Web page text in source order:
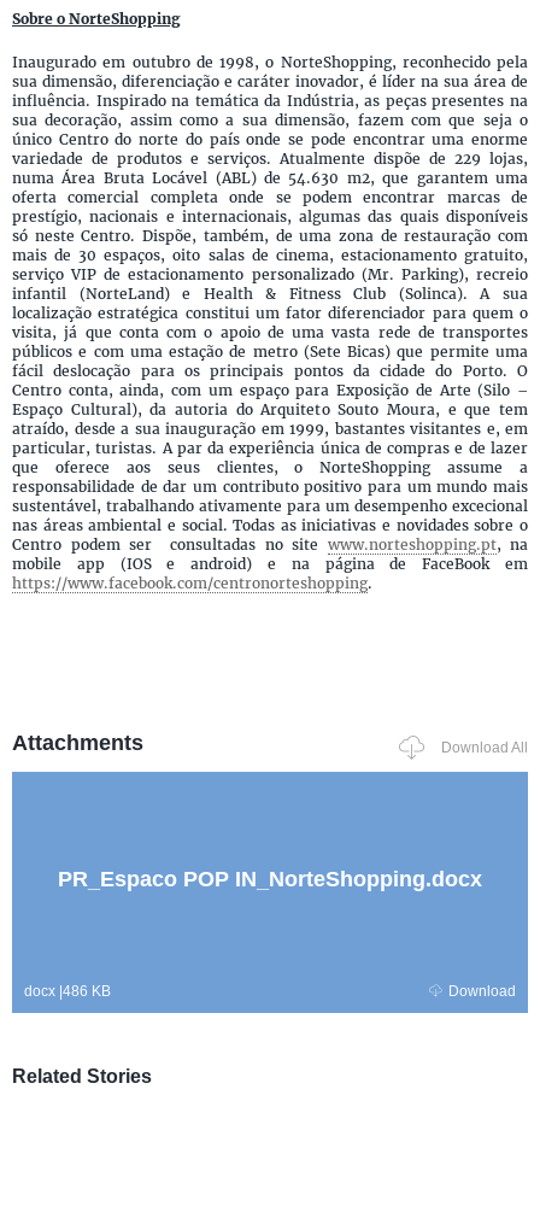
Sobre o NorteShopping
Inaugurado em outubro de 1998, o NorteShopping, reconhecido pela
sua dimensão, diferenciação e caráter inovador, é líder na sua área de
influência. Inspirado na temática da Indústria, as peças presentes na
sua decoração, assim como a sua dimensão, fazem com que seja o
único Centro do norte do país onde se pode encontrar uma enorme
variedade de produtos e serviços. Atualmente dispõe de 229 lojas,
numa Área Bruta Locável (ABL) de 54.630 m2, que garantem uma
oferta comercial completa onde se podem encontrar marcas de
prestígio, nacionais e internacionais, algumas das quais disponíveis
só neste Centro. Dispõe, também, de uma zona de restauração com
mais de 30 espaços, oito salas de cinema, estacionamento gratuito,
serviço VIP de estacionamento personalizado (Mr. Parking), recreio
infantil (NorteLand) e Health & Fitness Club (Solinca). A sua
localização estratégica constitui um fator diferenciador para quem o
visita, já que conta com o apoio de uma vasta rede de transportes
públicos e com uma estação de metro (Sete Bicas) que permite uma
fácil deslocação para os principais pontos da cidade do Porto. O
Centro conta, ainda, com um espaço para Exposição de Arte (Silo –
Espaço Cultural), da autoria do Arquiteto Souto Moura, e que tem
atraído, desde a sua inauguração em 1999, bastantes visitantes e, em
particular, turistas. A par da experiência única de compras e de lazer
que oferece aos seus clientes, o NorteShopping assume a
responsabilidade de dar um contributo positivo para um mundo mais
sustentável, trabalhando ativamente para um desempenho excecional
nas áreas ambiental e social. Todas as iniciativas e novidades sobre o
Centro podem ser consultadas no site www.norteshopping.pt, na
mobile app (IOS e android) e na página de FaceBook em
https://www.facebook.com/centronorteshopping.
Attachments Download All
PR_Espaco POP IN_NorteShopping.docx
docx |486 KB Download
Related Stories